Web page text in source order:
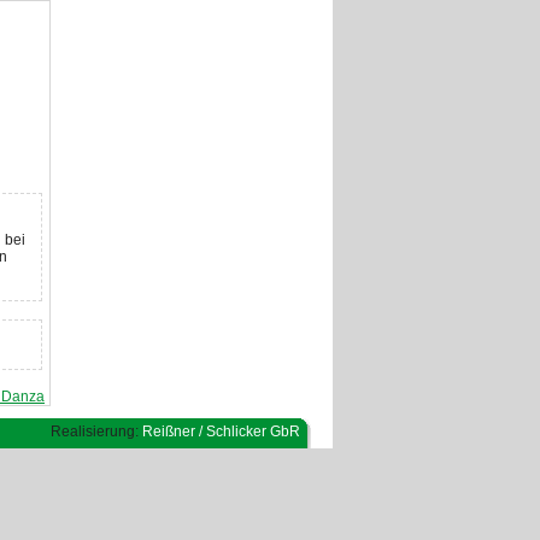
bei
Realisierung: Reißner / Schlicker GbR